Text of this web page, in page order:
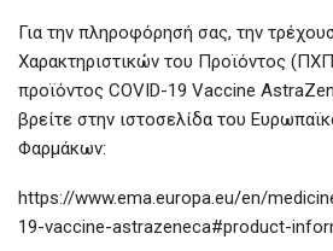
Για την πληροφόρησή σας, την
Χαρακτηριστικών του Προϊόντος
προϊόντος COVID-19 Vaccine
βρείτε στην ιστοσελίδα του
Φαρμάκων:
https://www.ema.europa.eu/en/
19-vaccine-astrazeneca#product-